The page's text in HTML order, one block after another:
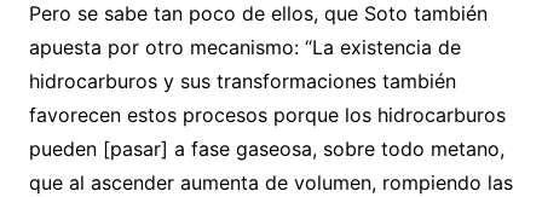
Pero se sabe tan poco de ellos, que Soto también
apuesta por otro mecanismo: “La existencia de
hidrocarburos y sus transformaciones también
favorecen estos procesos porque los hidrocarburos
pueden [pasar] a fase gaseosa, sobre todo metano,
que al ascender aumenta de volumen, rompiendo las